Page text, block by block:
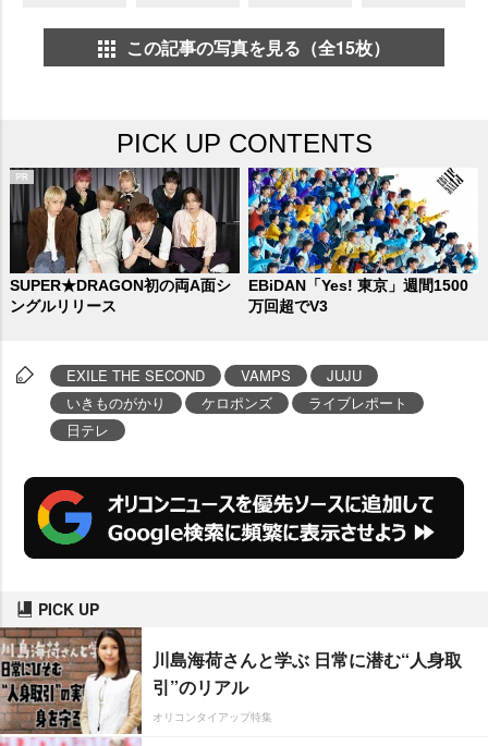
この記事の写真を見る（全15枚）
PICK UP CONTENTS
SUPER★DRAGON初の両A面シ
ングルリリース
EBiDAN「Yes! 東京」週間1500
万回超でV3
EXILE THE SECOND VAMPS
JUJU
いきものがかり
ケロポンズ
ライブレポート
日テレ
PICK UP
川島海荷さんと学ぶ 日常に潜む“人身取
引”のリアル
オリコンタイアップ特集